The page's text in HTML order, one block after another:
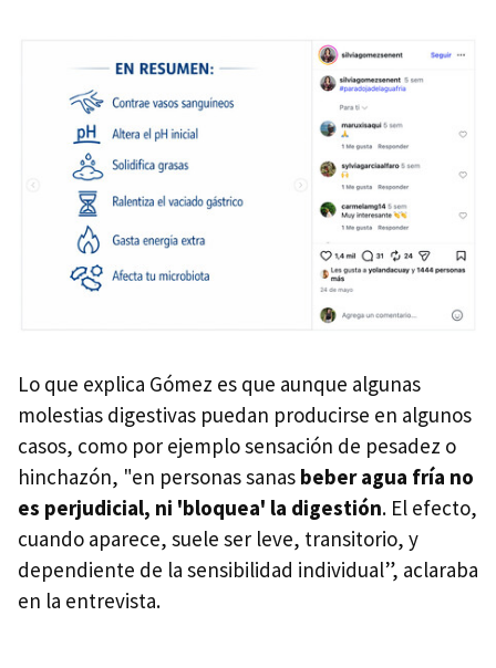
Lo que explica Gómez es que aunque algunas
molestias digestivas puedan producirse en algunos
casos, como por ejemplo sensación de pesadez o
hinchazón, "en personas sanas beber agua fría no
es perjudicial, ni 'bloquea' la digestión. El efecto,
cuando aparece, suele ser leve, transitorio, y
dependiente de la sensibilidad individual”, aclaraba
en la entrevista.